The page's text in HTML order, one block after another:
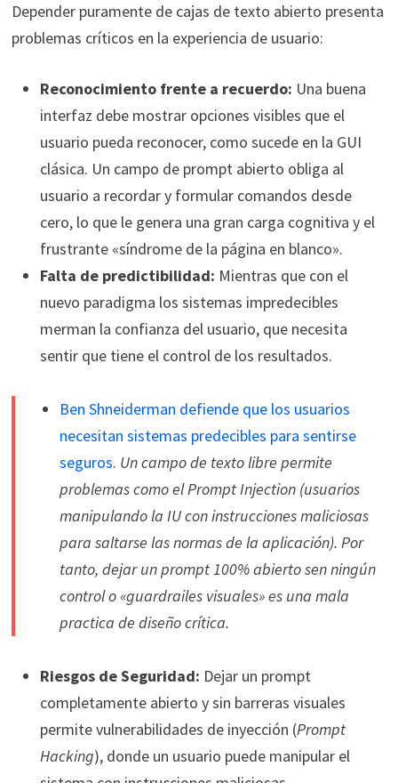
Depender puramente de cajas de texto abierto presenta
problemas críticos en la experiencia de usuario:
Reconocimiento frente a recuerdo: Una buena
interfaz debe mostrar opciones visibles que el
usuario pueda reconocer, como sucede en la GUI
clásica. Un campo de prompt abierto obliga al
usuario a recordar y formular comandos desde
cero, lo que le genera una gran carga cognitiva y el
frustrante «síndrome de la página en blanco».
Falta de predictibilidad: Mientras que con el
nuevo paradigma los sistemas impredecibles
merman la confianza del usuario, que necesita
sentir que tiene el control de los resultados.
Ben Shneiderman defiende que los usuarios
necesitan sistemas predecibles para sentirse
seguros. Un campo de texto libre permite
problemas como el Prompt Injection (usuarios
manipulando la IU con instrucciones maliciosas
para saltarse las normas de la aplicación). Por
tanto, dejar un prompt 100% abierto sen ningún
control o «guardrailes visuales» es una mala
practica de diseño crítica.
Riesgos de Seguridad: Dejar un prompt
completamente abierto y sin barreras visuales
permite vulnerabilidades de inyección (Prompt
Hacking), donde un usuario puede manipular el